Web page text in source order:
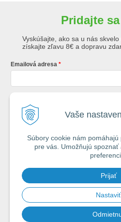
Vaše
Súbory cookie nám
pre vás. Umožňujú
Prijať
Nastaviť
Pridajte
Vyskúšajte, ako sa u nás
získajte zľavu 8€ a dopravu
Emailová adresa
Registráciou súhlasíte so
s.r.o.
Spamovať vás nebudeme. Max. 2x
na úspech pri vode.